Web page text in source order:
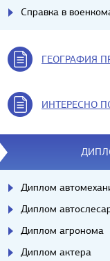
Справка в
ГЕОГРАФИЯ
ИНТЕРЕСНО
Диплом
Диплом
Диплом агронома
Диплом актера